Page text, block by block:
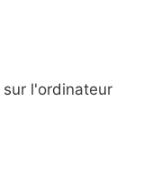
l'ordinateur